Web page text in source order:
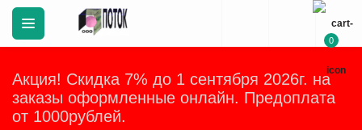
Акция! Скидка 7% до 1 сентября 2026г. на
заказы оформленные онлайн. Предоплата
от 1000рублей.
0